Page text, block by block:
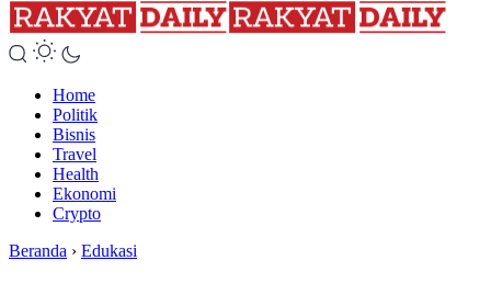
Home
Politik
Bisnis
Travel
Health
Ekonomi
Crypto
Beranda › Edukasi